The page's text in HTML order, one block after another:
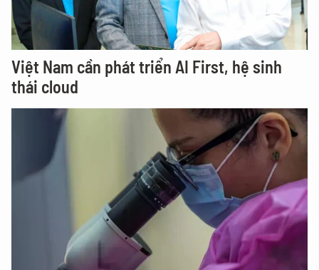
Việt Nam cần phát triển AI First, hệ sinh
thái cloud